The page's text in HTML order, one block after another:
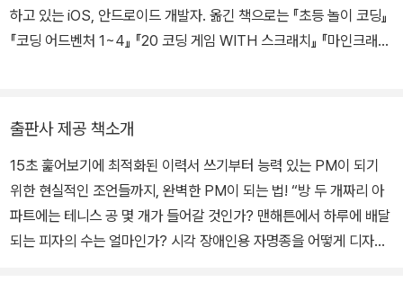
하고 있는 iOS, 안드로이드 개발자. 옮긴 책으로는 『초등 놀이 코딩』
『코딩 어드벤처 1~4』 『20 코딩 게임 WITH 스크래치』 『마인크래프
출판사 제공 책소개
15초 훑어보기에 최적화된 이력서 쓰기부터 능력 있는 PM이 되기
위한 현실적인 조언들까지, 완벽한 PM이 되는 법! “방 두 개짜리 아
파트에는 테니스 공 몇 개가 들어갈 것인가? 맨해튼에서 하루에 배달
되는 피자의 수는 얼마인가? 시각 장애인용 자명종을 어떻게 디자인